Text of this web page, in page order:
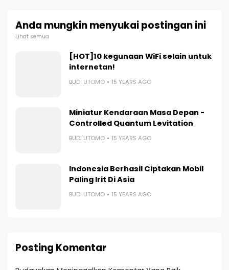
Anda mungkin menyukai postingan ini
Lihat semua
[HOT]10 kegunaan WiFi selain untuk
internetan!
BUDI UTOMO 15 YEARS AGO
Miniatur Kendaraan Masa Depan -
Controlled Quantum Levitation
BUDI UTOMO 15 YEARS AGO
Indonesia Berhasil Ciptakan Mobil
Paling Irit Di Asia
BUDI UTOMO 15 YEARS AGO
Posting Komentar